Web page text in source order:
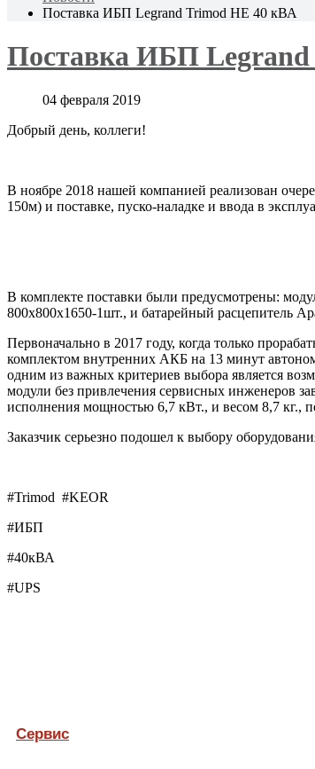
Поставка ИБП Legrand Trimod HE 40 кВА
Поставка ИБП
04 февраля 2019
Добрый день, коллеги!
В ноябре 2018 нашей компанией реализован
150м) и поставке, пуско-наладке и ввода в
В комплекте поставки были предусмотрены:
800х800х1650-1шт., и батарейный расцепитель
Первоначально в 2017 году, когда только
комплектом внутренних АКБ на 13 минут
одним из важных критериев выбора является
модули без привлечения сервисных инженеров
исполнения мощностью 6,7 кВт., и весом 8,7 кг.,
Заказчик серьезно подошел к выбору
#Trimod #KEOR
#ИБП
#40кВА
#UPS
Сервис